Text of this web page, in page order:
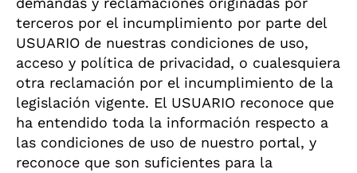
terceros por el incumplimiento por parte del
USUARIO de nuestras condiciones de uso,
acceso y política de privacidad, o cualesquiera
otra reclamación por el incumplimiento de la
legislación vigente. El USUARIO reconoce que
ha entendido toda la información respecto a
las condiciones de uso de nuestro portal, y
reconoce que son suficientes para la